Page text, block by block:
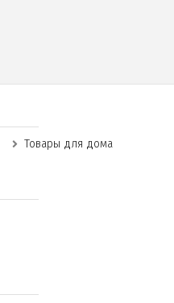
Товары для дома